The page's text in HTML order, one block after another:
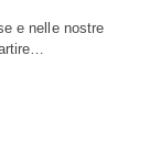
e nelle nostre